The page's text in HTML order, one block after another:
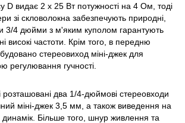
D видає 2 x 25 Вт потужності на 4 Ом, тоді
зі скловолокна забезпечують природні,
3/4 дюйми з м'яким куполом гарантують
високі частоти. Крім того, в передню
стереовиход міні-джек для
регулювання гучності.
два 1/4-дюймові стереовходи
міні-джек 3,5 мм, а також виведення на
динамік. Більше того, шнур живлення та